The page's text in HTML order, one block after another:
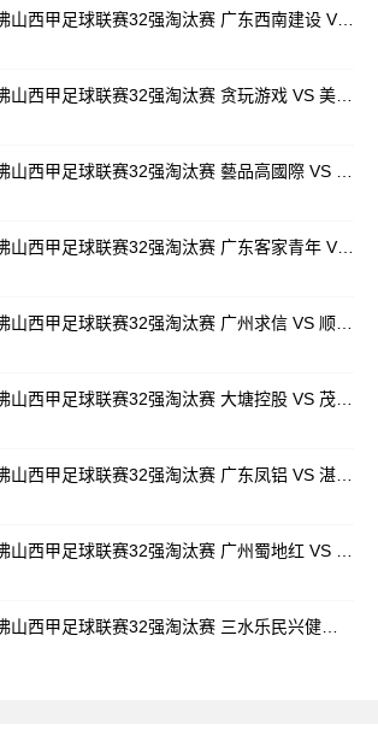
08月04日 佛山西甲足球联赛32强淘汰赛 广东西南建设 VS 香港圣徒 全场录像
08月03日 佛山西甲足球联赛32强淘汰赛 广东客家青年 VS 广州英华思力U17 全场录像